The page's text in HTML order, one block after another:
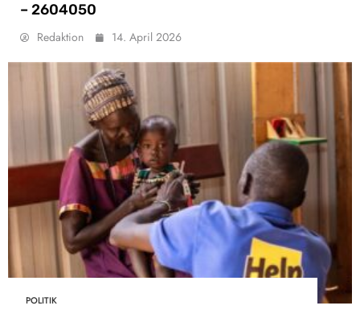
– 2604050
Redaktion 14. April 2026
POLITIK